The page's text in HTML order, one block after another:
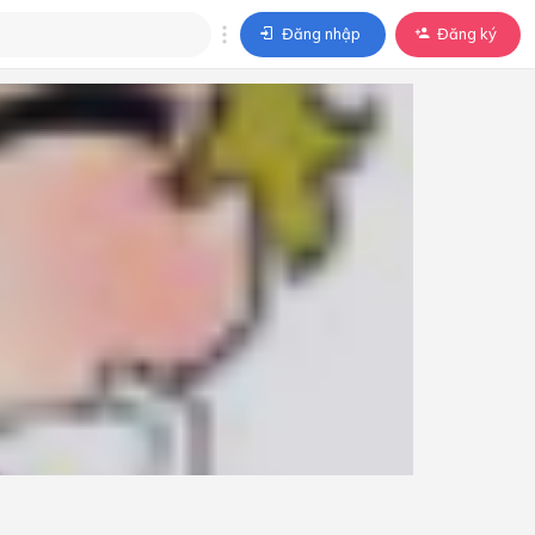
trả lời
lời cho câu hỏi của
Đăng nhập Đăng ký
BÀI HỌC